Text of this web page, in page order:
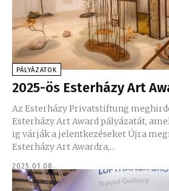
PÁLYÁZATOK
2025-ös Esterházy Art
Az Esterházy Privatstiftung
Esterházy Art Award pályázatát,
ig várják a jelentkezéseket Újra megnyílt a jelentkezés az
Esterházy Art Awardra,...
2025.01.08.